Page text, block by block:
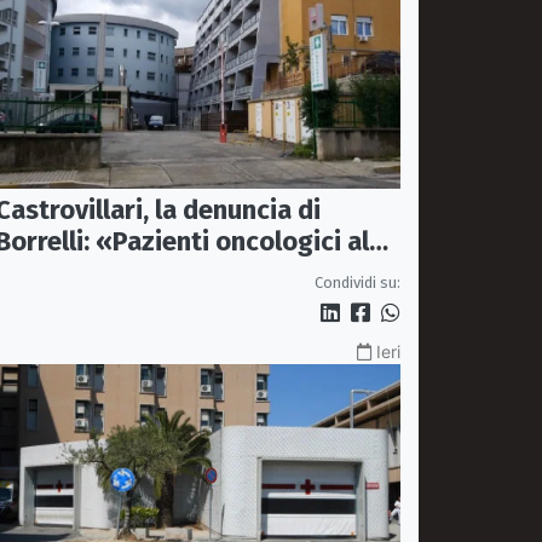
la denuncia di
«Pazienti oncologici al
Condividi su:
Ieri